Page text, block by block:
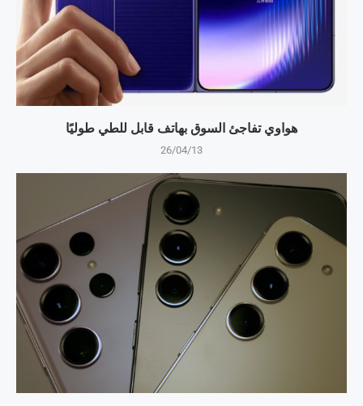
هواوي تفاجئ السوق بهاتف قابل للطي طوليًا
26/04/13